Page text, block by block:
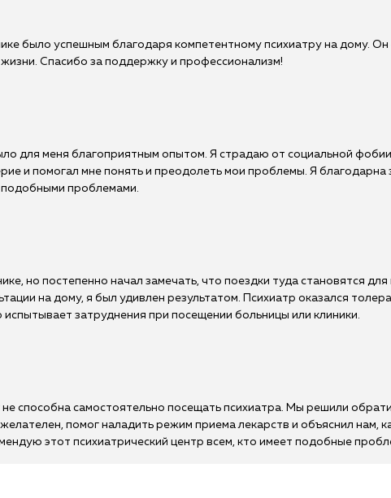
было успешным благодаря компетентному психиатру на дому.
Спасибо за поддержку и профессионализм!
для меня благоприятным опытом. Я страдаю от социальной
и помогал мне понять и преодолеть мои проблемы. Я благодарна
подобными проблемами.
но постепенно начал замечать, что поездки туда становятся
на дому, я был удивлен результатом. Психиатр оказался
затруднения при посещении больницы или клиники.
способна самостоятельно посещать психиатра. Мы решили
помог наладить режим приема лекарств и объяснил нам,
этот психиатрический центр всем, кто имеет подобные